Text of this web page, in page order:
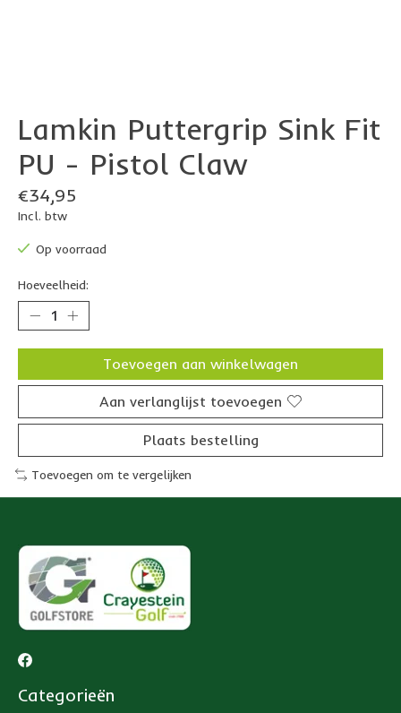
Lamkin Puttergrip Sink Fit
PU - Pistol Claw
€34,95
Incl. btw
Op voorraad
Hoeveelheid:
Toevoegen aan winkelwagen
Aan verlanglijst toevoegen
Plaats bestelling
Toevoegen om te vergelijken
Categorieën